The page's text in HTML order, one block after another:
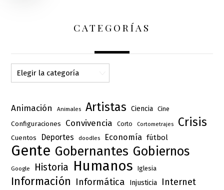
CATEGORÍAS
Categorías
Animación Animales Artistas Ciencia Cine
Configuraciones Convivencia Corto Cortometrajes Crisis
Cuentos Deportes doodles Economía fútbol
Gente Gobernantes Gobiernos
Google Historia Humanos Iglesia
Información Informática Injusticia Internet